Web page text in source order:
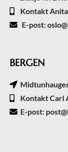
Kontakt
E-post:
BERGEN
Kontakt Carl
E-post: